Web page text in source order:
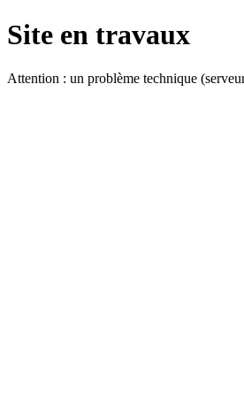
Site en travaux
Attention : un problème technique